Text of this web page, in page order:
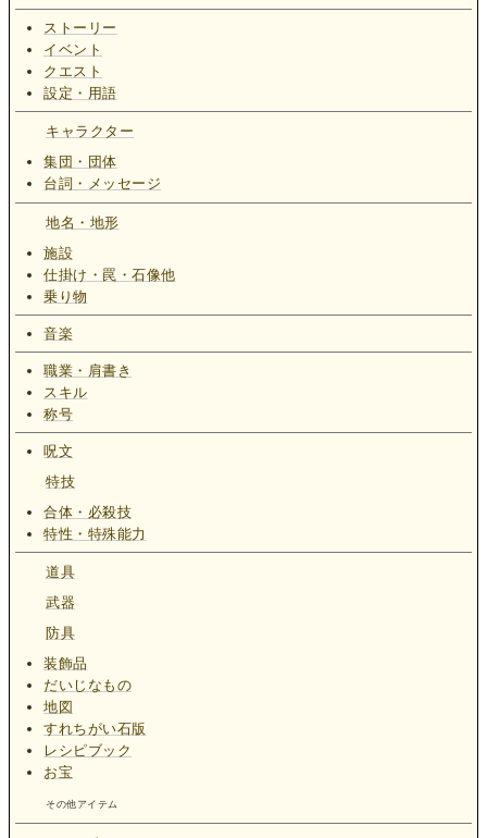
ストーリー
イベント
クエスト
設定・用語
キャラクター
集団・団体
台詞・メッセージ
地名・地形
施設
仕掛け・罠・石像他
乗り物
音楽
職業・肩書き
スキル
称号
呪文
特技
合体・必殺技
特性・特殊能力
道具
武器
防具
装飾品
だいじなもの
地図
すれちがい石版
レシピブック
お宝
その他アイテム